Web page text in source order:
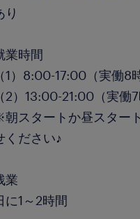
り
業時間
（1）8:00-17:00（実働8
（2）13:00-21:00（実働
スタートか昼スター
ください♪
業
に1～2時間